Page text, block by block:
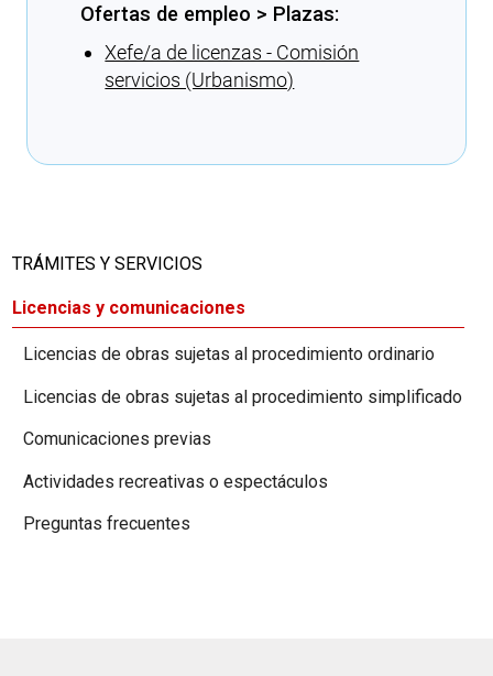
Ofertas de empleo > Plazas:
Xefe/a de licenzas - Comisión
servicios (Urbanismo)
TRÁMITES Y SERVICIOS
Licencias y comunicaciones
Licencias de obras sujetas al procedimiento ordinario
Licencias de obras sujetas al procedimiento simplificado
Comunicaciones previas
Actividades recreativas o espectáculos
Preguntas frecuentes